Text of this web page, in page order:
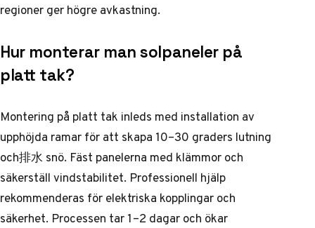
regioner ger högre avkastning.
Hur monterar man solpaneler på
platt tak?
Montering på platt tak inleds med installation av
upphöjda ramar för att skapa 10–30 graders lutning
och排水 snö. Fäst panelerna med klämmor och
säkerställ vindstabilitet. Professionell hjälp
rekommenderas för elektriska kopplingar och
säkerhet. Processen tar 1–2 dagar och ökar